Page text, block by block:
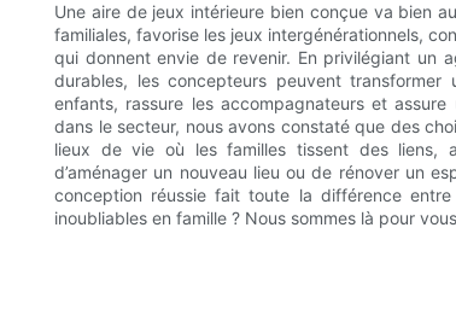
Une aire de jeux intérieure bien conçue va bien
familiales, favorise les jeux intergénérationnels,
qui donnent envie de revenir. En privilégiant un
durables, les concepteurs peuvent
enfants, rassure les accompagnateurs et
dans le secteur, nous avons constaté que des
lieux de vie où les familles tissent des liens,
d’aménager un nouveau lieu ou de rénover un
conception réussie fait toute la différence
inoubliables en famille ? Nous sommes là pour